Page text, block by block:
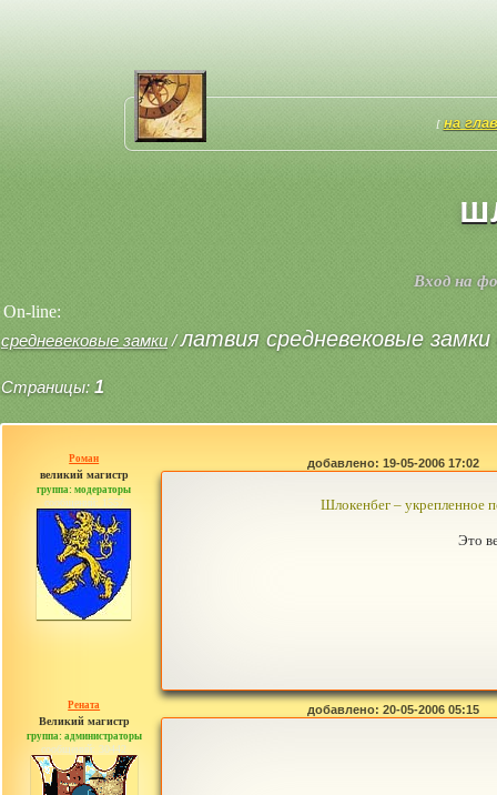
[ на
Вход на
On-line:
средневековые замки/латвия средневековые
Страницы: 1
Роман
великий магистр
группа: модераторы
сообщений: 1557
добавлено: 19-05-2006 17:02
Шлокенбег – укрепленное
Это
Рената
Великий магистр
группа: администраторы
сообщений: 30442
добавлено: 20-05-2006 05:15